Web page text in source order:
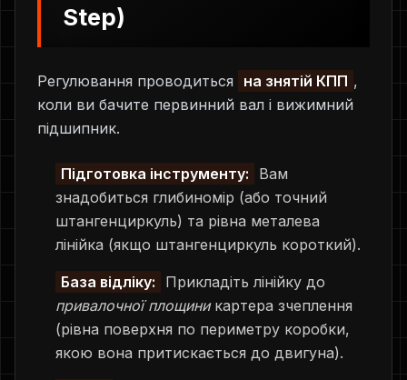
Step)
Регулювання проводиться на знятій КПП ,
коли ви бачите первинний вал і вижимний
підшипник.
Підготовка інструменту:
Вам
знадобиться глибиномір (або точний
штангенциркуль) та рівна металева
лінійка (якщо штангенциркуль короткий).
База відліку:
Прикладіть лінійку до
привалочної площиникартера зчеплення
(рівна поверхня по периметру коробки,
якою вона притискається до двигуна).